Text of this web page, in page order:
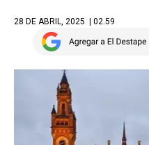
28 DE ABRIL, 2025 | 02.59